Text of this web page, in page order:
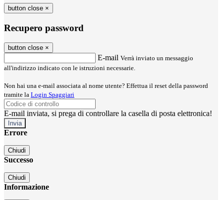
button close ×
Recupero password
button close ×
E-mail Verrà inviato un messaggio
all'indirizzo indicato con le istruzioni necessarie.
Non hai una e-mail associata al nome utente? Effettua il reset della password
tramite la Login Spaggiari
E-mail inviata, si prega di controllare la casella di posta elettronica!
Errore
Chiudi
Successo
Chiudi
Informazione